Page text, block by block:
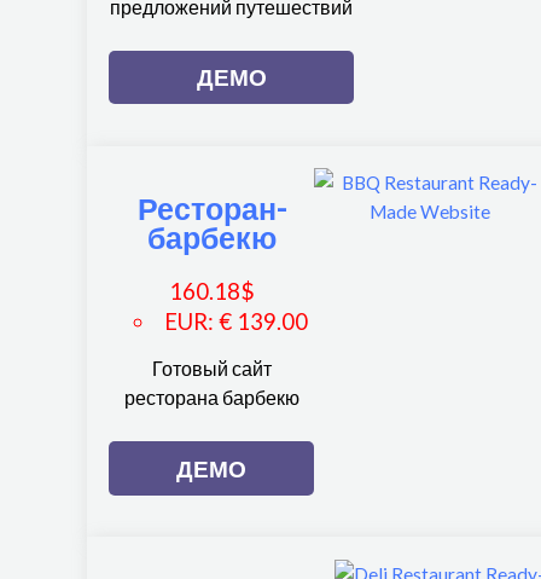
предложений путешествий
ДЕМО
Ресторан-
барбекю
160.18$
EUR: € 139.00
Готовый сайт
ресторана барбекю
ДЕМО